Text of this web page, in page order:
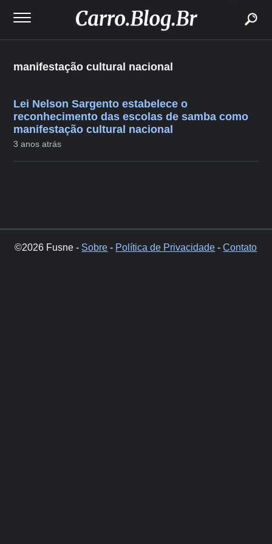
manifestação cultural nacional
Lei Nelson Sargento estabelece o
reconhecimento das escolas de samba como
manifestação cultural nacional
3 anos atrás
©2026 Fusne - Sobre - Política de Privacidade -Contato